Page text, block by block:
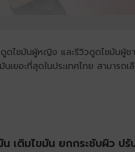
ไขมันผู้หญิง และรีวิวดูดไขมันผู้ช
อะที่สุดในประเทศไทย สามารถ
ติมไขมัน ยกกระชับผิว ปรับ